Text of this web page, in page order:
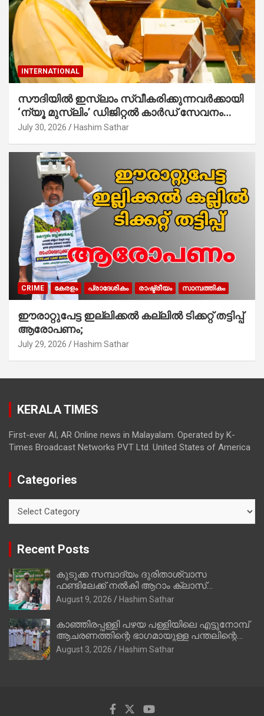
INTERNATIONAL
സൗദിയില്‍ ഇസ്‌ലാം സ്വീകരിക്കുന്നവര്‍ക്കായി
‘ന്യൂ മുസ്ലിം’ ഡിജിറ്റല്‍ കാര്‍ഡ് സേവനം
ആരംഭിച്ചു
July 30, 2026 Hashim Sathar
CRIME കേരളം പ്രാദേശികം രാഷ്ട്രീയം സാമ്പത്തികം
ഈരാറ്റുപേട്ട ഇല്ലിക്കൽ കല്ലിൽ ടിക്കറ്റ് തട്ടിപ്പ്
ആരോപണം;
July 29, 2026 Hashim Sathar
KERALA TIMES
First-ever AI, AR Online news in Malayalam. Operated by K-
Times Broadcast Networks PVT Ltd. United States of America
Categories
Recent Posts
കുടുക്ക സമ്പാദ്യം ദുരിതാശ്വാസ
ഫണ്ടിലേക്ക് നൽകി ആറാം ക്ലാസ്
വിദ്യാർത്ഥി അമാൻ
August 9, 2026 Hashim Sathar
കാഞ്ഞിരപ്പള്ളി പഴയ പള്ളിയിലെ എട്ടുനോമ്പ്
ആചരണത്തിന്റെ ഭാഗമായുള്ള പന്തലിന്റെ
കാൽനാട്ട് കർമ്മം ആർച്ച് പ്രീസ്റ്റ് വെരി.
റവ.ഫാ. കുര്യൻ താമരശ്ശേരി നിർവഹിക്കുന്നു.
August 3, 2026 Hashim Sathar